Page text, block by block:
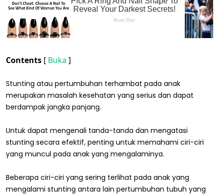
Contents [ Buka ]
Stunting atau pertumbuhan terhambat pada anak
merupakan masalah kesehatan yang serius dan dapat
berdampak jangka panjang.
Untuk dapat mengenali tanda-tanda dan mengatasi
stunting secara efektif, penting untuk memahami ciri-ciri
yang muncul pada anak yang mengalaminya.
Beberapa ciri-ciri yang sering terlihat pada anak yang
mengalami stunting antara lain pertumbuhan tubuh yang